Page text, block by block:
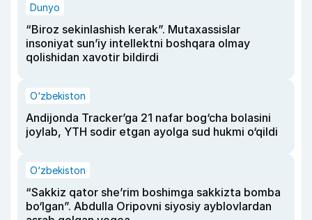
Dunyo
“Biroz sekinlashish kerak”. Mutaxassislar
insoniyat sun’iy intellektni boshqara olmay
qolishidan xavotir bildirdi
O‘zbekiston
Andijonda Tracker’ga 21 nafar bog‘cha bolasini
joylab, YTH sodir etgan ayolga sud hukmi o‘qildi
O‘zbekiston
“Sakkiz qator she’rim boshimga sakkizta bomba
bo‘lgan”. Abdulla Oripovni siyosiy ayblovlardan